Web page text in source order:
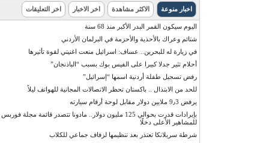
اخبار منوعة الاكثر مشاهدة اخر الاخبار اخر التعليقات
اليوم سيكون القمر البدر الأكبر منذ 68 سنة
شتائم وعراك بالأحذية والأحزمة في البرلمان الأردني
في زيارة له للبحرين.. عساف: اسرائيل منعت اغنيتي لقوة تأثيرها
أحلام تثير جدلا كبيرا على الفيس بوك بسبب “الباذنجان”
رفض تسجيل طفلة أردنية اسمها “إسرائيل”
للحد من الابتذال .. باكستان تحظر الاتصالات المجانية للهواتف ليلاً
يرفض 9٫3 ملايين دولار مقابل لوحة أرقام سيارته
بإيرادات قدرت بحوالي 125 مليون دولار.. مادونا تتصدر قائمة مجلة فوربس
للمشاهير الأعلى دخلًا
شرطة سريلانكا تعتذر بعد تنظيمها لزفاف جماعي للكلاب